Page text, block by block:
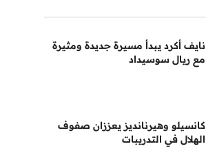
نايف أكرد يبدأ مسيرة جديدة ومثيرة
مع ريال سوسيداد
كانسيلو وهيرنانديز يعززان صفوف
الهلال في التدريبات